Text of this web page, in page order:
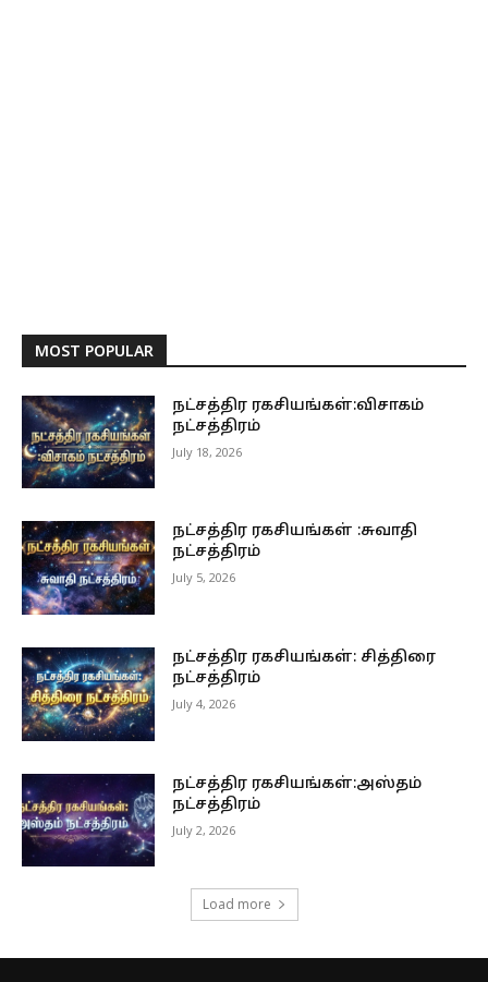
MOST POPULAR
நட்சத்திர ரகசியங்கள்:விசாகம்
நட்சத்திரம்
July 18, 2026
நட்சத்திர ரகசியங்கள் :சுவாதி
நட்சத்திரம்
July 5, 2026
நட்சத்திர ரகசியங்கள்: சித்திரை
நட்சத்திரம்
July 4, 2026
நட்சத்திர ரகசியங்கள்:அஸ்தம்
நட்சத்திரம்
July 2, 2026
Load more